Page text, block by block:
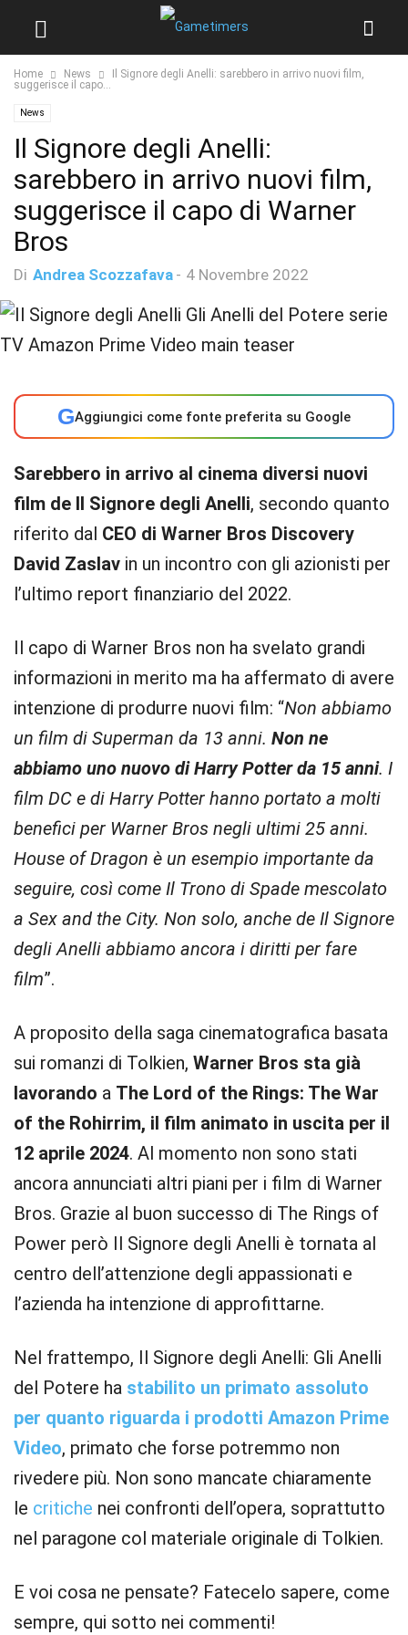
Home News
Il Signore degli Anelli: sarebbero in arrivo nuovi film,
suggerisce il capo...
News
Il Signore degli Anelli:
sarebbero in arrivo nuovi film,
suggerisce il capo di Warner
Bros
Di Andrea Scozzafava - 4 Novembre 2022
GAggiungici come fonte preferita su Google
Sarebbero in arrivo al cinema diversi nuovi
film de Il Signore degli Anelli, secondo quanto
riferito dal CEO di Warner Bros Discovery
David Zaslav in un incontro con gli azionisti per
l’ultimo report finanziario del 2022.
Il capo di Warner Bros non ha svelato grandi
informazioni in merito ma ha affermato di avere
intenzione di produrre nuovi film: “Non abbiamo
un film di Superman da 13 anni. Non ne
abbiamo uno nuovo di Harry Potter da 15 anni. I
film DC e di Harry Potter hanno portato a molti
benefici per Warner Bros negli ultimi 25 anni.
House of Dragon è un esempio importante da
seguire, così come Il Trono di Spade mescolato
a Sex and the City. Non solo, anche de Il Signore
degli Anelli abbiamo ancora i diritti per fare
film”.
A proposito della saga cinematografica basata
sui romanzi di Tolkien, Warner Bros sta già
lavorando a The Lord of the Rings: The War
of the Rohirrim, il film animato in uscita per il
12 aprile 2024. Al momento non sono stati
ancora annunciati altri piani per i film di Warner
Bros. Grazie al buon successo di The Rings of
Power però Il Signore degli Anelli è tornata al
centro dell’attenzione degli appassionati e
l’azienda ha intenzione di approfittarne.
Nel frattempo, Il Signore degli Anelli: Gli Anelli
del Potere ha stabilito un primato assoluto
per quanto riguarda i prodotti Amazon Prime
Video, primato che forse potremmo non
rivedere più. Non sono mancate chiaramente
le critiche nei confronti dell’opera, soprattutto
nel paragone col materiale originale di Tolkien.
E voi cosa ne pensate? Fatecelo sapere, come
sempre, qui sotto nei commenti!